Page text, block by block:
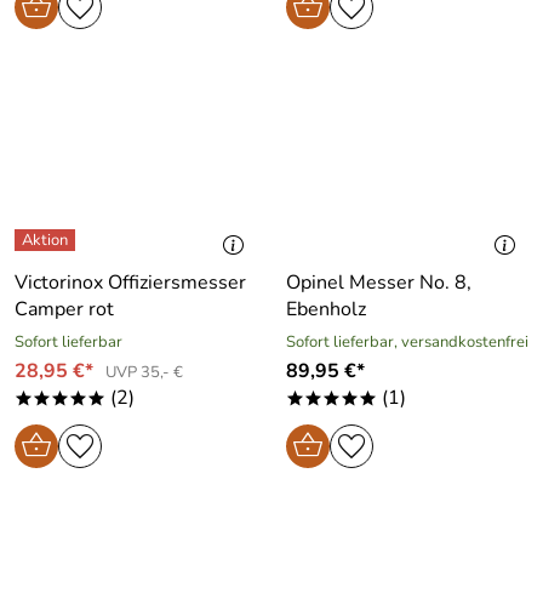
Victorinox Offiziersmesser
Camper rot
Sofort lieferbar
28,95 €* UVP 35,- €
***** (2)
Opinel Messer No. 8,
Ebenholz
Sofort lieferbar, versandkostenfrei
89,95 €*
***** (1)